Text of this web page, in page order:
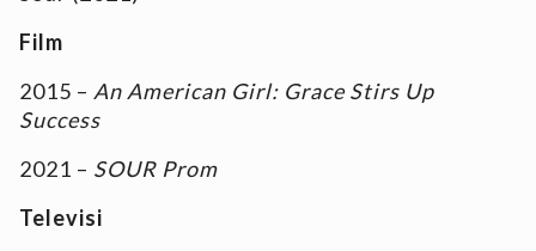
Film
2015 – An American Girl: Grace Stirs Up
Success
2021 – SOUR Prom
Televisi